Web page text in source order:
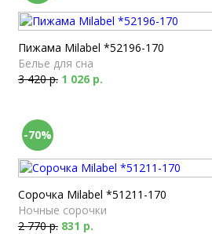
Пижама Milabel *52196-170
Белье для сна
3 420 р. 1 026 р.
-70%
Сорочка Milabel *51211-170
Ночные сорочки
2 770 р. 831 р.